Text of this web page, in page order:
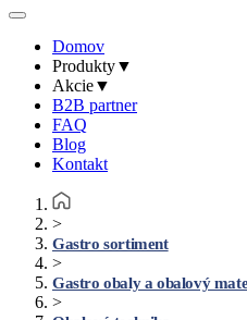
Domov
Produkty▼
Akcie▼
B2B partner
FAQ
Blog
Kontakt
>
Gastro sortiment
>
Gastro obaly a obalový
>